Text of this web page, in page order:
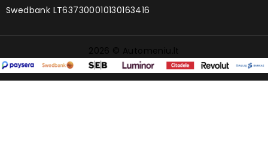
Swedbank LT637300010130163416
2026 © Automeniu.lt